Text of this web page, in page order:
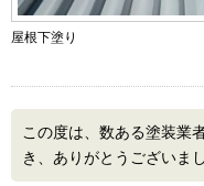
屋根下塗り
この度は、数ある塗装業
き、ありがとうございま